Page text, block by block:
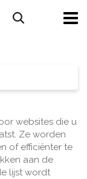
Search
websites die u
Ze worden
of efficiënter te
aan de
lijst wordt